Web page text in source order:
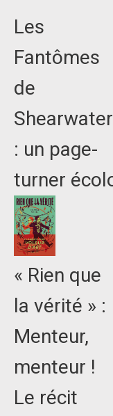
Les
Fantômes
de
Shearwater
: un page-
turner
« Rien que
la vérité » :
Menteur,
menteur !
Le récit